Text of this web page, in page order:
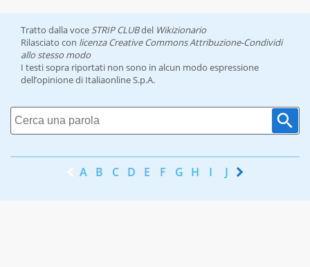
Tratto dalla voce STRIP CLUBdel Wikizionario
Rilasciato con licenza Creative Commons Attribuzione-Condividi
allo stesso modo
I testi sopra riportati non sono in alcun modo espressione
dell’opinione di Italiaonline S.p.A.
A B C D E F G H I J K